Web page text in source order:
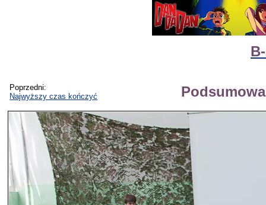
Poprzedni:
Najwyższy czas kończyć